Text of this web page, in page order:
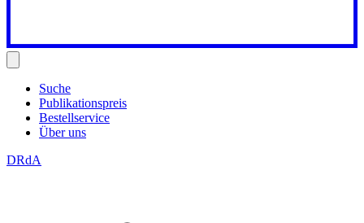
Suche
Publikationspreis
Bestellservice
Über uns
DRdA